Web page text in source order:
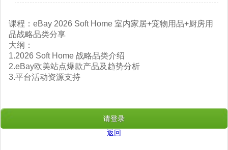
课程：eBay 2026 Soft Home 室内家居+宠物用品+厨房用
品战略品类分享
大纲：
1.2026 Soft Home 战略品类介绍
2.eBay欧美站点爆款产品及趋势分析
3.平台活动资源支持
请登录
返回